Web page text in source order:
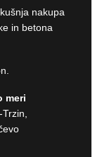
nakupa
in betona
meri